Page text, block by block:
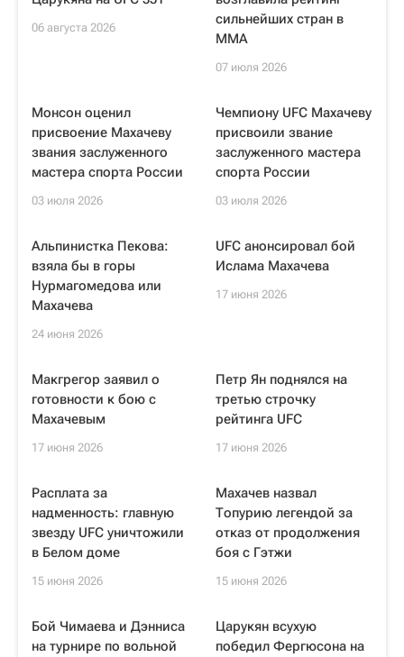
06 августа 2026
сильнейших стран в
ММА
07 июля 2026
Монсон оценил
присвоение Махачеву
звания заслуженного
мастера спорта России
03 июля 2026
Чемпиону UFC Махачеву
присвоили звание
заслуженного мастера
спорта России
03 июля 2026
Альпинистка Пекова:
взяла бы в горы
Нурмагомедова или
Махачева
24 июня 2026
UFC анонсировал бой
Ислама Махачева
17 июня 2026
Макгрегор заявил о
готовности к бою с
Махачевым
17 июня 2026
Петр Ян поднялся на
третью строчку
рейтинга UFC
17 июня 2026
Расплата за
надменность: главную
звезду UFC уничтожили
в Белом доме
15 июня 2026
Махачев назвал
Топурию легендой за
отказ от продолжения
боя с Гэтжи
15 июня 2026
Бой Чимаева и Дэнниса
на турнире по вольной
Царукян всухую
победил Фергюсона на